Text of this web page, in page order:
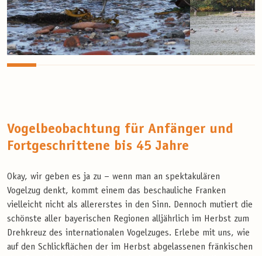
Vogelbeobachtung für Anfänger und
Fortgeschrittene bis 45 Jahre
Okay, wir geben es ja zu – wenn man an spektakulären
Vogelzug denkt, kommt einem das beschauliche Franken
vielleicht nicht als allererstes in den Sinn. Dennoch mutiert die
schönste aller bayerischen Regionen alljährlich im Herbst zum
Drehkreuz des internationalen Vogelzuges. Erlebe mit uns, wie
auf den Schlickflächen der im Herbst abgelassenen fränkischen